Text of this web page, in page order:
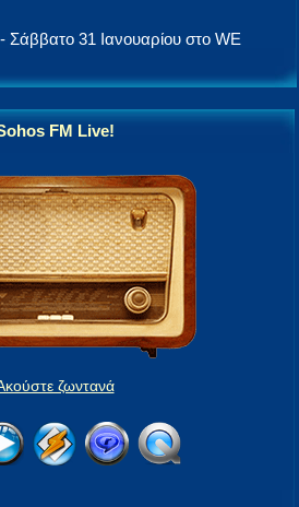
31 Ιανουαρίου στο WE
FM Live!
ζωντανά